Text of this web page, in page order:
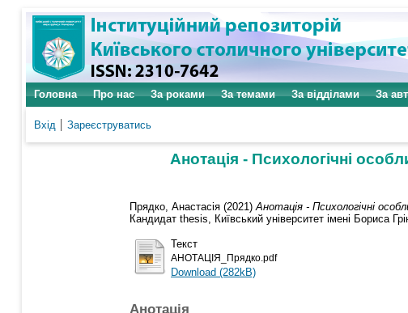
Головна Про нас За роками За темами За відділами За
Вхід Зареєструватись
Анотація - Психологічні
Прядко, Анастасія (2021) Анотація - Психологічні
Кандидат thesis, Київський університет імені Бориса
Текст
АНОТАЦІЯ_Прядко.pdf
Download (282kB)
Анотація